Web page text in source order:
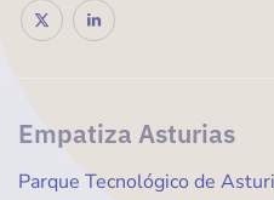
Empatiza Asturias
Parque Tecnológico de